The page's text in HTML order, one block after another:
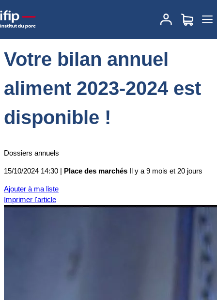
Accueil Actualités des marchés
Votre bilan
annuel aliment 2023-2024 est disponible !
Votre bilan annuel
aliment 2023-2024 est
disponible !
Dossiers annuels
15/10/2024 14:30 | Place des marchés Il y a 9 mois et 20 jours
Ajouter à ma liste
Imprimer l'article